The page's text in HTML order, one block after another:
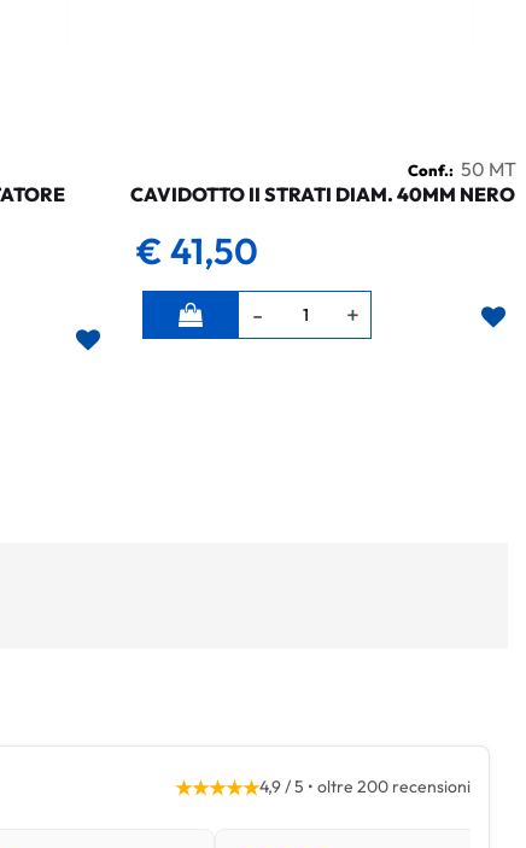
Conf.: 50 MT
CAVIDOTTO II STRATI DIAM. 40MM NERO
€ 41,50
Quantità
★★★★★4,9 / 5 • oltre 200 recensioni